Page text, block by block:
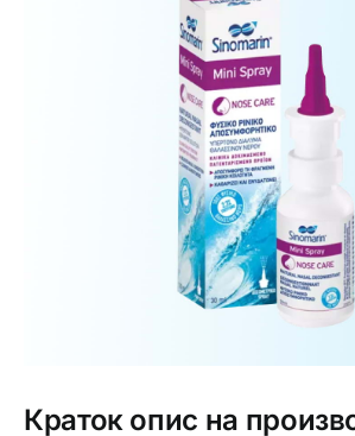
Интимно здравје
Медицински апрати
Краток опис на